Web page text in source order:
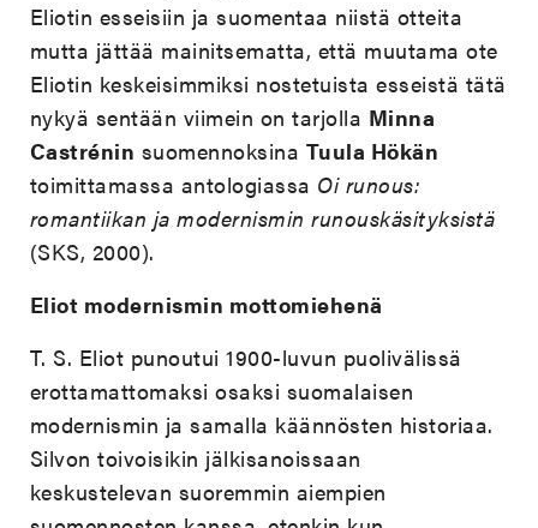
Eliotin esseisiin ja suomentaa niistä otteita
mutta jättää mainitsematta, että muutama ote
Eliotin keskeisimmiksi nostetuista esseistä tätä
nykyä sentään viimein on tarjolla Minna
Castrénin suomennoksina Tuula Hökän
toimittamassa antologiassa Oi runous:
romantiikan ja modernismin runouskäsityksistä
(SKS, 2000).
Eliot modernismin mottomiehenä
T. S. Eliot punoutui 1900-luvun puolivälissä
erottamattomaksi osaksi suomalaisen
modernismin ja samalla käännösten historiaa.
Silvon toivoisikin jälkisanoissaan
keskustelevan suoremmin aiempien